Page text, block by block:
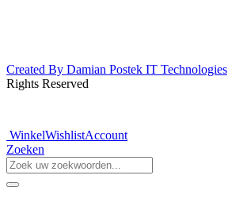
Created By Damian Postek IT Technologies
Rights Reserved
WinkelWishlistAccount
Zoeken